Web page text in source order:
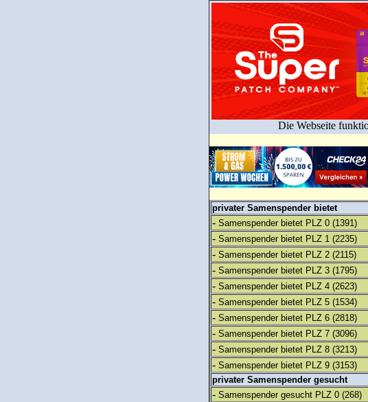
Die Webseite
privater Samenspender bietet
- Samenspender bietet PLZ 0 (1391)
- Samenspender bietet PLZ 1 (2235)
- Samenspender bietet PLZ 2 (2115)
- Samenspender bietet PLZ 3 (1795)
- Samenspender bietet PLZ 4 (2623)
- Samenspender bietet PLZ 5 (1534)
- Samenspender bietet PLZ 6 (2818)
- Samenspender bietet PLZ 7 (3096)
- Samenspender bietet PLZ 8 (3213)
- Samenspender bietet PLZ 9 (3153)
privater Samenspender gesucht
- Samenspender gesucht PLZ 0 (268)